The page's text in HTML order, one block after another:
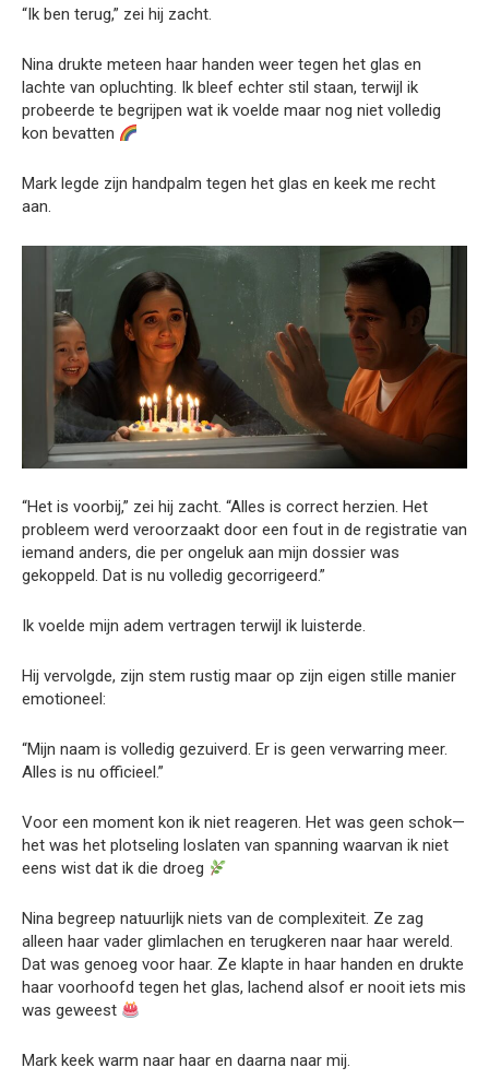
“Ik ben terug,” zei hij zacht.
Nina drukte meteen haar handen weer tegen het glas en
lachte van opluchting. Ik bleef echter stil staan, terwijl ik
probeerde te begrijpen wat ik voelde maar nog niet volledig
kon bevatten
Mark legde zijn handpalm tegen het glas en keek me recht
aan.
“Het is voorbij,” zei hij zacht. “Alles is correct herzien. Het
probleem werd veroorzaakt door een fout in de registratie van
iemand anders, die per ongeluk aan mijn dossier was
gekoppeld. Dat is nu volledig gecorrigeerd.”
Ik voelde mijn adem vertragen terwijl ik luisterde.
Hij vervolgde, zijn stem rustig maar op zijn eigen stille manier
emotioneel:
“Mijn naam is volledig gezuiverd. Er is geen verwarring meer.
Alles is nu officieel.”
Voor een moment kon ik niet reageren. Het was geen schok—
het was het plotseling loslaten van spanning waarvan ik niet
eens wist dat ik die droeg
Nina begreep natuurlijk niets van de complexiteit. Ze zag
alleen haar vader glimlachen en terugkeren naar haar wereld.
Dat was genoeg voor haar. Ze klapte in haar handen en drukte
haar voorhoofd tegen het glas, lachend alsof er nooit iets mis
was geweest
Mark keek warm naar haar en daarna naar mij.